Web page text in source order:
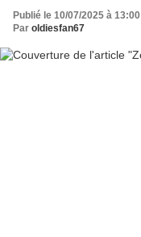
Publié le 10/07/2025 à 13:00
Par oldiesfan67